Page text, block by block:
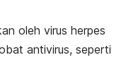
oleh virus herpes
antivirus, seperti